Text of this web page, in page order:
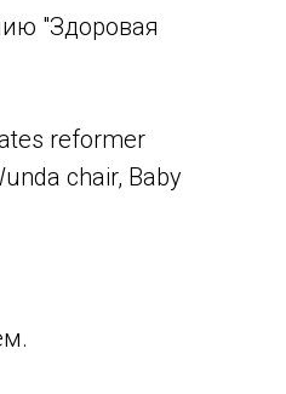
"Здоровая
reformer
chair, Baby